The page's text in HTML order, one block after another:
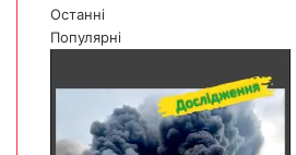
Останні
Популярні